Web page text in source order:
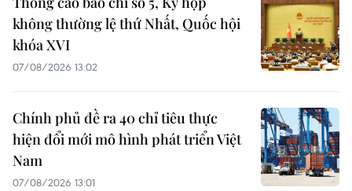
không thường lệ thứ Nhất, Quốc hội
khóa XVI
07/08/2026 13:02
Chính phủ đề ra 40 chỉ tiêu thực
hiện đổi mới mô hình phát triển Việt
Nam
07/08/2026 13:01